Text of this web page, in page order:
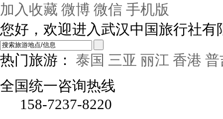
加入收藏 微博 微信 手机版
您好，欢迎进入武汉中国旅行社
热门旅游：
泰国 三亚 丽江 香港 普
全国统一咨询热线
158-7237-8220